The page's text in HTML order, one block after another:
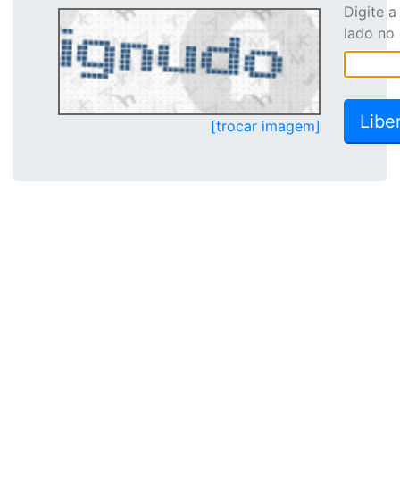
[trocar imagem]
Digite
lado no